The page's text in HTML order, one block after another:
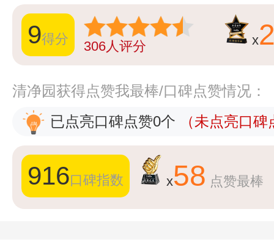
9得分 306人评分 x
清净园获得点赞我最棒/口碑点赞情况：
已点亮口碑点赞0个
（未点亮口
916口碑指数 x58 点赞最棒